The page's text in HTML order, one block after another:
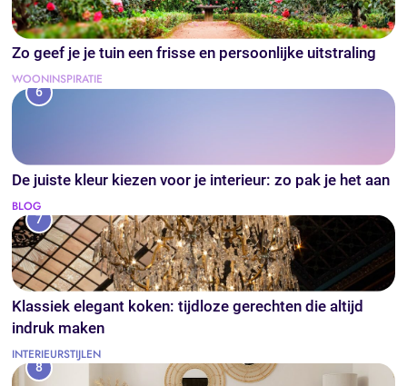
Zo geef je je tuin een frisse en persoonlijke uitstraling
WOONINSPIRATIE
6
De juiste kleur kiezen voor je interieur: zo pak je het aan
BLOG
7
Klassiek elegant koken: tijdloze gerechten die altijd
indruk maken
INTERIEURSTIJLEN
8